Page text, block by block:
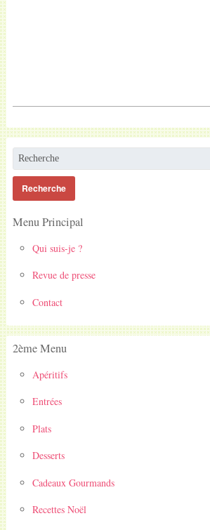
Menu Principal
Qui suis-je ?
Revue de presse
Contact
2ème Menu
Apéritifs
Entrées
Plats
Desserts
Cadeaux Gourmands
Recettes Noël